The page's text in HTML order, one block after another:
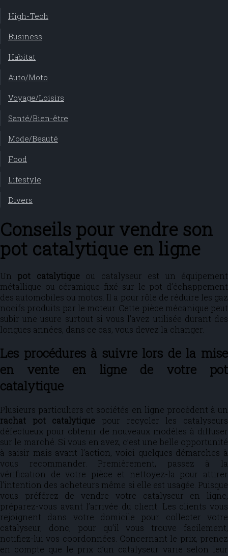
High-Tech
Business
Habitat
Auto/Moto
Voyage/Loisirs
Santé/Bien-être
Mode/Beauté
Food
Lifestyle
Divers
Conseils pour vendre son
pot catalytique en ligne
Un pot catalytiqueou catalyseur est un équipement
métallique ou céramique fixé sur le pot d’échappement
des automobiles ou motos. Il a pour rôle de réduire les gaz
nocifs produits par le moteur. Cette pièce mécanique peut
subir une usure surtout si vous l’avez utilisée durant des
longues années, dans ce cas, vous devez la changer.
Les procédures à suivre lors de la mise
en vente en ligne de votre pot
catalytique
Plusieurs particuliers et sociétés en ligne procèdent à un
rachat pot catalytique pour recycler les catalyseurs
défectueux pour obtenir de nouveaux modèles à diffuser
sur le marché. Si vous en avez, c’est une belle opportunité
à saisir mais avant l’action, voici quelques démarches à
vous recommander. Premièrement, passez à la
vérification de votre pièce et nettoyez-la pour attirer
l’intention des acheteurs même si elle est usagée. Puisque
vous préférez de vendre votre catalyseur en ligne,
préparez-vous avant l’arrivée du client. Les clients vous
rejoignent dans votre domicile pour collecter votre
catalyseur, donc, pour qu’il vous trouve facilement,
notifiez-lui vos coordonnées. Concernant le prix, prenez
en compte que le prix d’un catalyseur varie selon leur